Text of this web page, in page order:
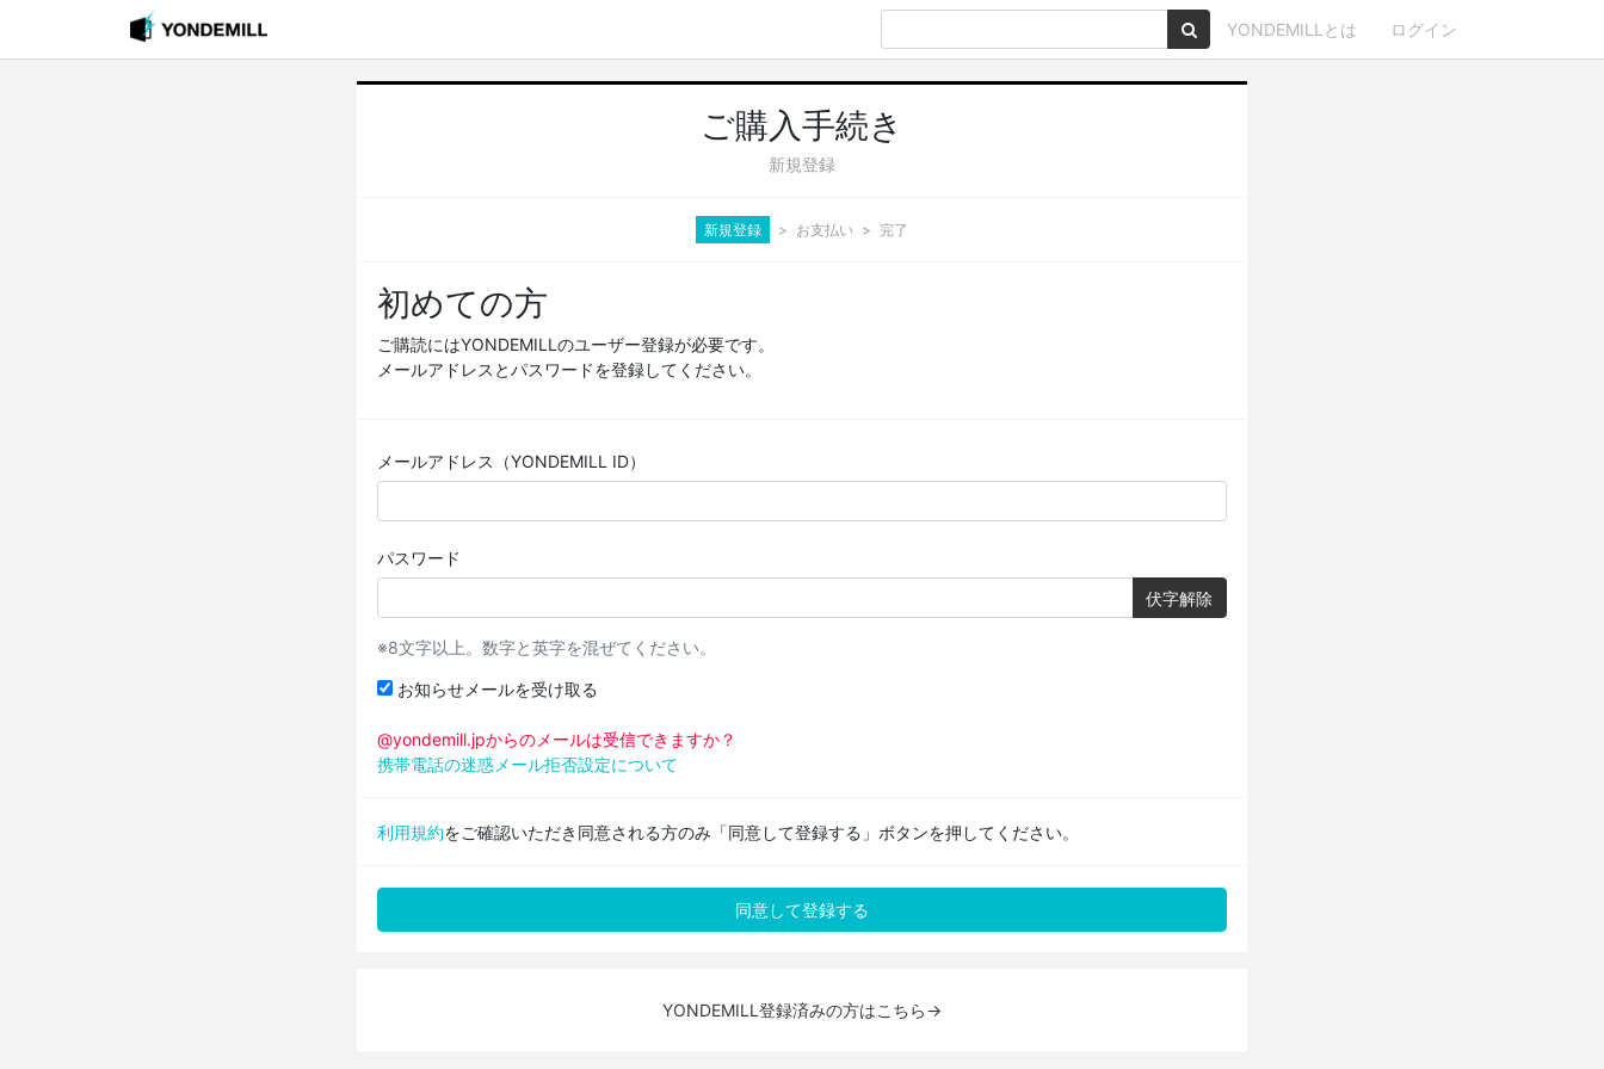
YONDEMILLとは ログイン
ご購入手続き
新規登録
新規登録 お支払い 完了
初めての方
ご購読にはYONDEMILLのユーザー登録が必要です。
メールアドレスとパスワードを登録してください。
メールアドレス（YONDEMILL ID）
パスワード
伏字解除
※8文字以上。数字と英字を混ぜてください。
お知らせメールを受け取る
@yondemill.jpからのメールは受信できますか？
携帯電話の迷惑メール拒否設定について
利用規約をご確認いただき同意される方のみ「同意して登録する」ボタンを押してください。
YONDEMILL登録済みの方はこちら→